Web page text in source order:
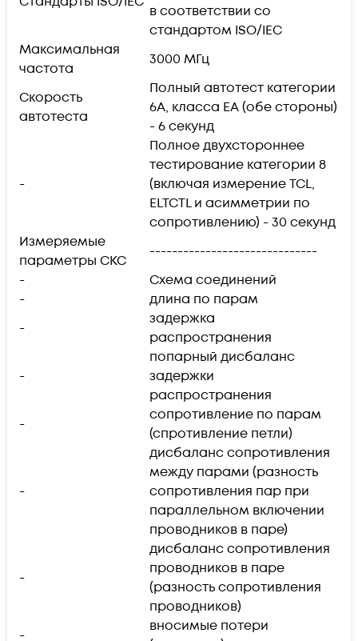
в соответствии со
стандартом ISO/IEC
Максимальная
частота
3000 МГц
Скорость
автотеста
Полный автотест категории
6A, класса EA (обе стороны)
- 6 секунд
-
Полное двухстороннее
тестирование категории 8
(включая измерение TCL,
ELTCTL и асимметрии по
сопротивлению) - 30 секунд
Измеряемые
параметры СКС
------------------------------
-
Схема соединений
-
длина по парам
-
задержка
распространения
-
попарный дисбаланс
задержки
распространения
-
сопротивление по парам
(спротивление петли)
-
дисбаланс сопротивления
между парами (разность
сопротивления пар при
параллельном включении
проводников в паре)
-
дисбаланс сопротивления
проводников в паре
(разность сопротивления
проводников)
-
вносимые потери